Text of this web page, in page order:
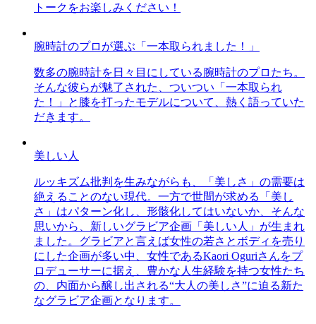
トークをお楽しみください！
腕時計のプロが選ぶ「一本取られました！」
数多の腕時計を日々目にしている腕時計のプロたち。
そんな彼らが魅了された、ついつい「一本取られ
た！」と膝を打ったモデルについて、熱く語っていた
だきます。
美しい人
ルッキズム批判を生みながらも、「美しさ」の需要は
絶えることのない現代。一方で世間が求める「美し
さ」はパターン化し、形骸化してはいないか、そんな
思いから、新しいグラビア企画「美しい人」が生まれ
ました。グラビアと言えば女性の若さとボディを売り
にした企画が多い中、女性であるKaori Oguriさんをプ
ロデューサーに据え、豊かな人生経験を持つ女性たち
の、内面から醸し出される“大人の美しさ”に迫る新た
なグラビア企画となります。